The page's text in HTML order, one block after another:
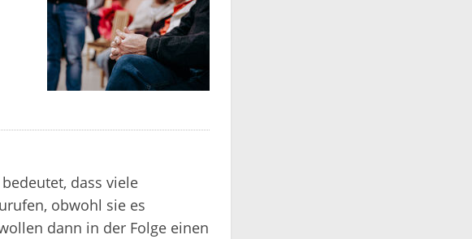
dass viele
obwohl sie es
dann in der Folge einen